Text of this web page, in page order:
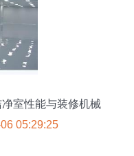
室性能与装修机械
05:29:25